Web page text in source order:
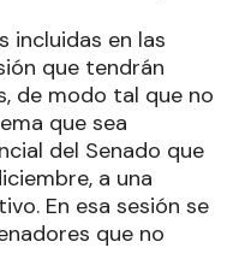
incluidas en las
que tendrán
de modo tal que no
que sea
del Senado que
a una
En esa sesión se
que no